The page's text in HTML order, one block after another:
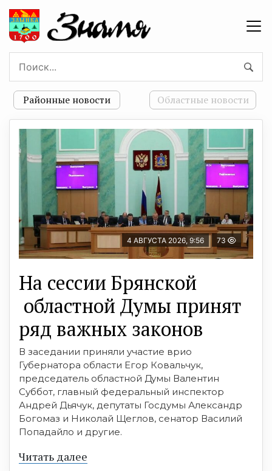
Районные новости Областные новости
4 АВГУСТА 2026, 9:56 73
На сессии Брянской
областной Думы принят
ряд важных законов
В заседании приняли участие врио
Губернатора области Егор Ковальчук,
председатель областной Думы Валентин
Суббот, главный федеральный инспектор
Андрей Дьячук, депутаты Госдумы Александр
Богомаз и Николай Щеглов, сенатор Василий
Попадайло и другие.
Читать далее